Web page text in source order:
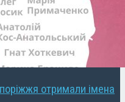
отримали імена